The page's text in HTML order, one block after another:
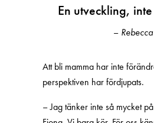
En utveckling,
–
Att bli mamma har inte
perspektiven har fördjupats.
– Jag tänker inte så mycket